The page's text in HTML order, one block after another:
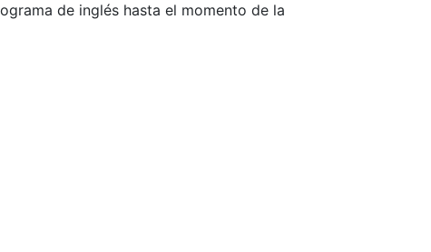
de inglés hasta el momento de la